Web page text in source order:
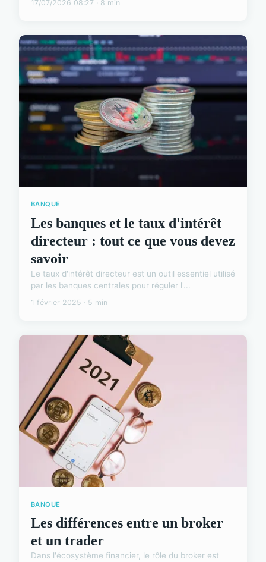
17/07/2026 08:27 · 8 min
BANQUE
Les banques et le taux d'intérêt
directeur : tout ce que vous devez
savoir
Le taux d'intérêt directeur est un outil essentiel utilisé
par les banques centrales pour réguler l'...
1 février 2025 · 5 min
BANQUE
Les différences entre un broker
et un trader
Dans l'écosystème financier, le rôle du broker est